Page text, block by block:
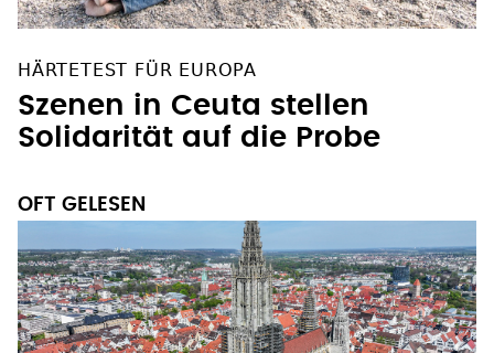
HÄRTETEST FÜR EUROPA
Szenen in Ceuta stellen
Solidarität auf die Probe
OFT GELESEN